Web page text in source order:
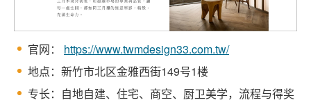
官网： https://www.twmdesign33.com.tw/
地点：新竹市北区金雅西街149号1楼
专长：自地自建、住宅、商空、厨卫美学，流程与得奖